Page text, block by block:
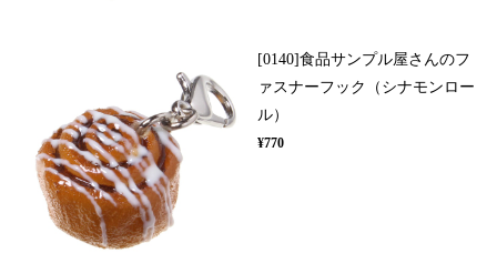
[0140]食品サンプル屋さんのフ
ァスナーフック（シナモンロー
ル）
¥770